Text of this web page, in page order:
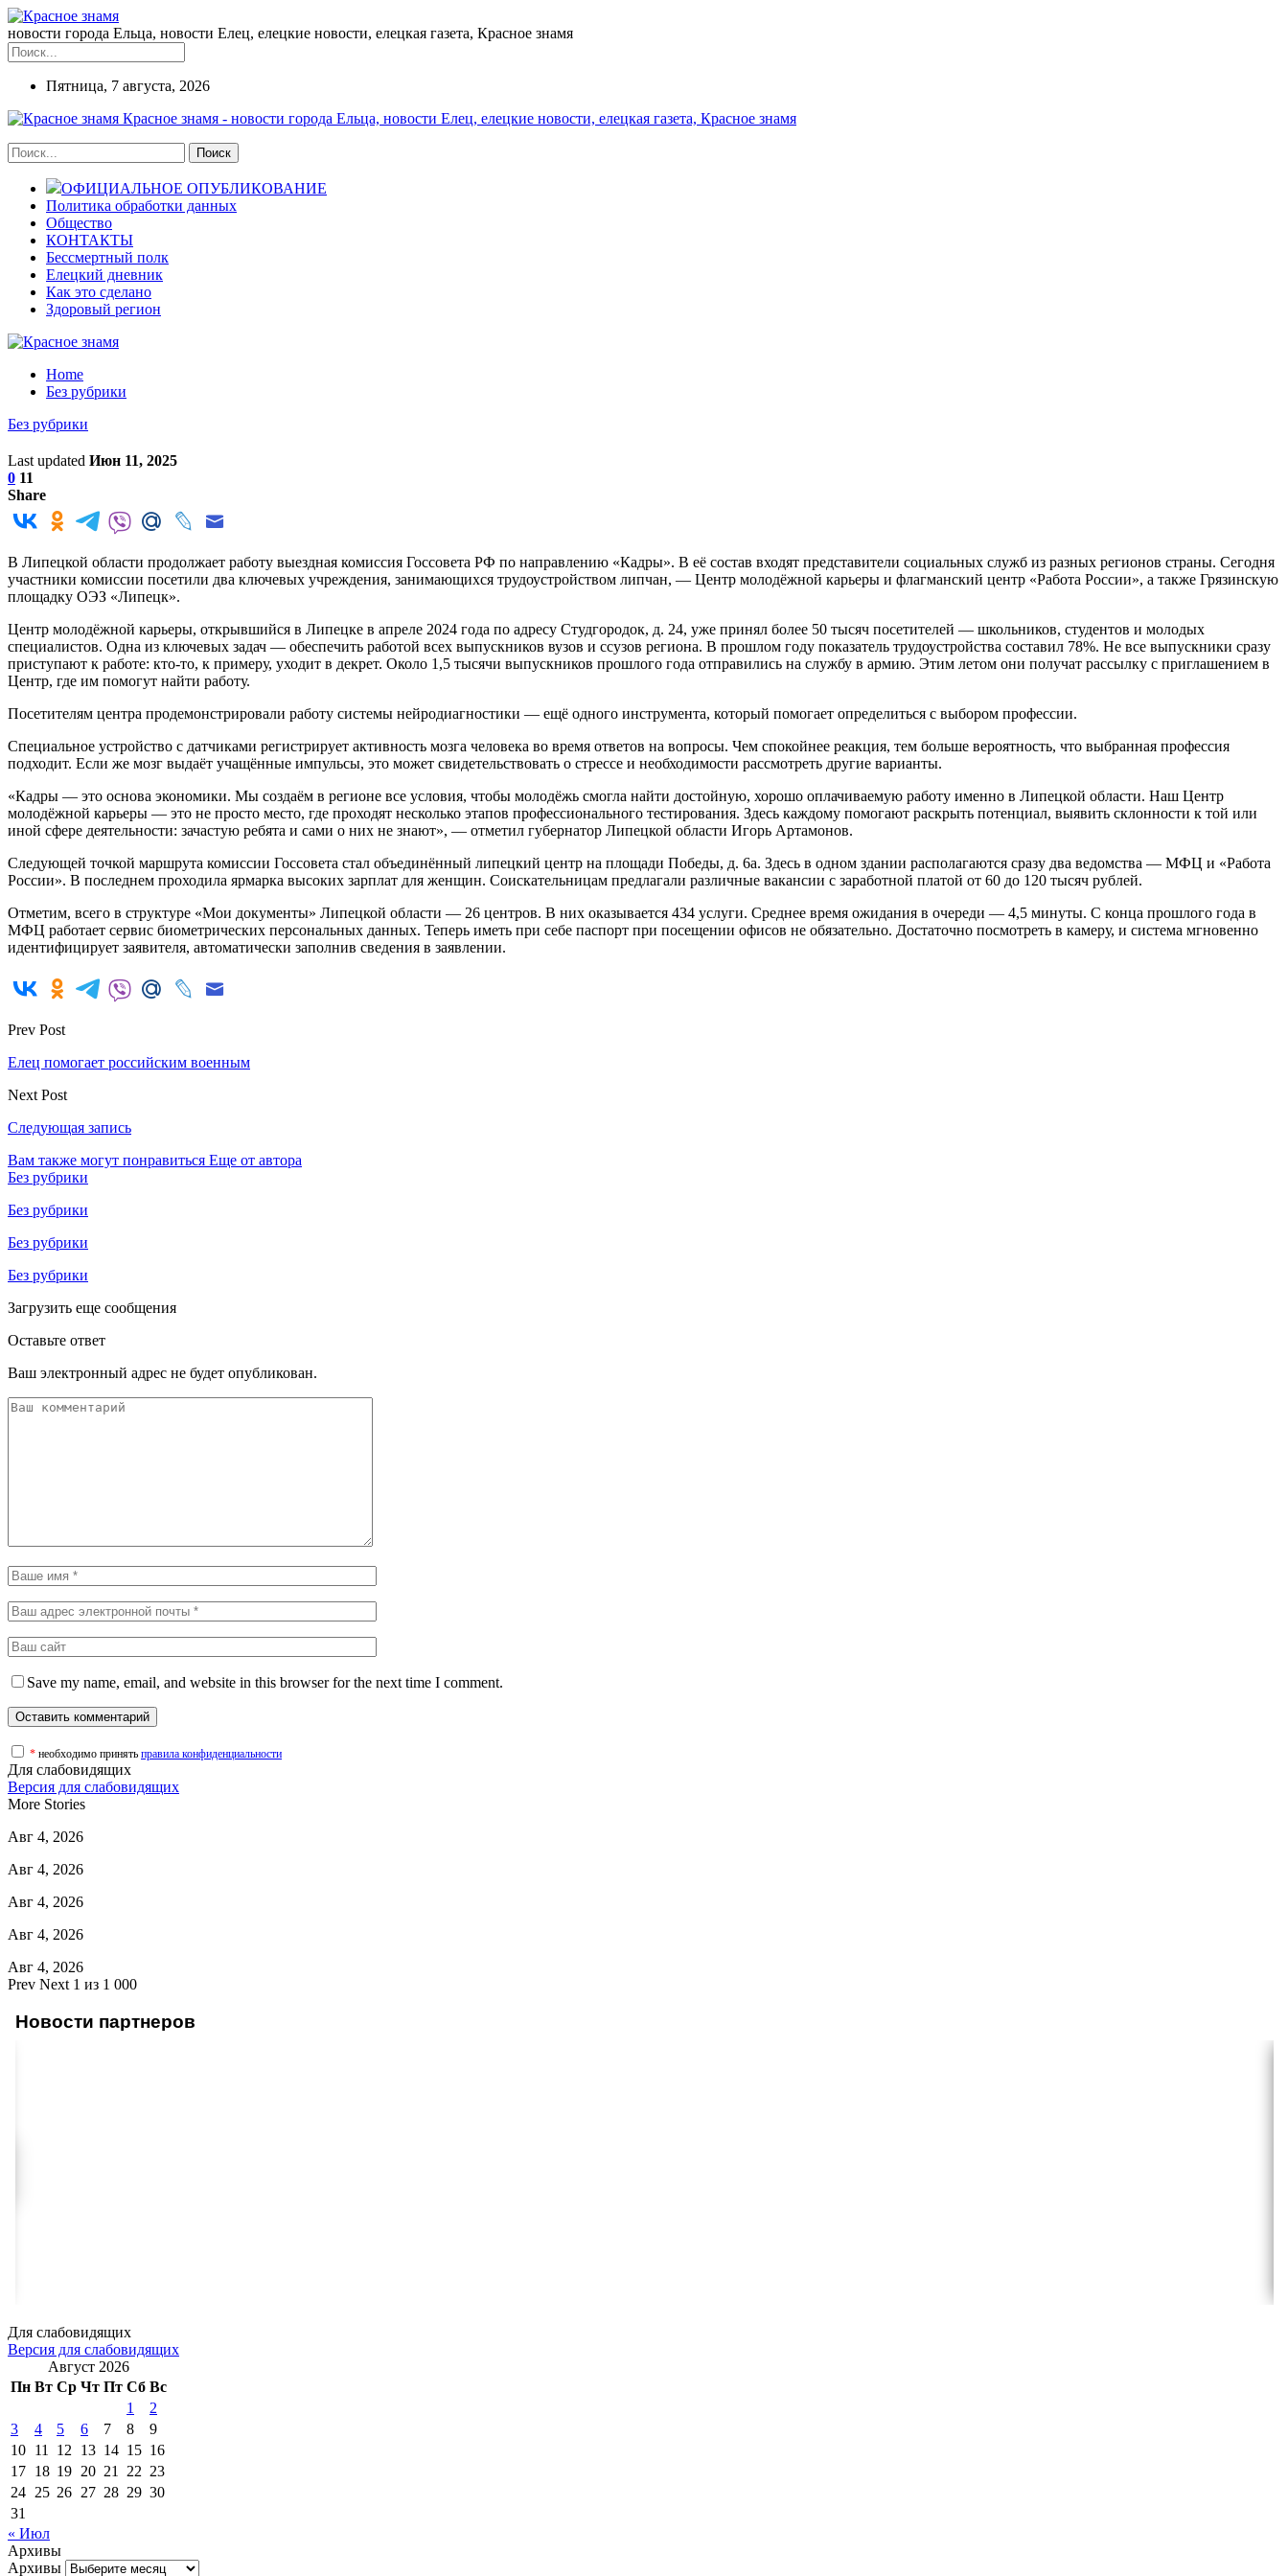
новости города Ельца, новости Елец, елецкие новости, елецкая газета, Красное знамя
Пятница, 7 августа, 2026
Красное знамя - новости города Ельца, новости Елец, елецкие новости, елецкая газета, Красное знамя
ОФИЦИАЛЬНОЕ ОПУБЛИКОВАНИЕ
Политика обработки данных
Общество
КОНТАКТЫ
Бессмертный полк
Елецкий дневник
Как это сделано
Здоровый регион
Home
Без рубрики
Без рубрики
Last updated Июн 11, 2025
0 11
Share
В Липецкой области продолжает работу выездная комиссия Госсовета РФ по направлению «Кадры». В её состав входят представители социальных служб из разных регионов страны. Сегодня
участники комиссии посетили два ключевых учреждения, занимающихся трудоустройством липчан, — Центр молодёжной карьеры и флагманский центр «Работа России», а также Грязинскую
площадку ОЭЗ «Липецк».
Центр молодёжной карьеры, открывшийся в Липецке в апреле 2024 года по адресу Студгородок, д. 24, уже принял более 50 тысяч посетителей — школьников, студентов и молодых
специалистов. Одна из ключевых задач — обеспечить работой всех выпускников вузов и ссузов региона. В прошлом году показатель трудоустройства составил 78%. Не все выпускники сразу
приступают к работе: кто-то, к примеру, уходит в декрет. Около 1,5 тысячи выпускников прошлого года отправились на службу в армию. Этим летом они получат рассылку с приглашением в
Центр, где им помогут найти работу.
Посетителям центра продемонстрировали работу системы нейродиагностики — ещё одного инструмента, который помогает определиться с выбором профессии.
Специальное устройство с датчиками регистрирует активность мозга человека во время ответов на вопросы. Чем спокойнее реакция, тем больше вероятность, что выбранная профессия
подходит. Если же мозг выдаёт учащённые импульсы, это может свидетельствовать о стрессе и необходимости рассмотреть другие варианты.
«Кадры — это основа экономики. Мы создаём в регионе все условия, чтобы молодёжь смогла найти достойную, хорошо оплачиваемую работу именно в Липецкой области. Наш Центр
молодёжной карьеры — это не просто место, где проходят несколько этапов профессионального тестирования. Здесь каждому помогают раскрыть потенциал, выявить склонности к той или
иной сфере деятельности: зачастую ребята и сами о них не знают», — отметил губернатор Липецкой области Игорь Артамонов.
Следующей точкой маршрута комиссии Госсовета стал объединённый липецкий центр на площади Победы, д. 6а. Здесь в одном здании располагаются сразу два ведомства — МФЦ и «Работа
России». В последнем проходила ярмарка высоких зарплат для женщин. Соискательницам предлагали различные вакансии с заработной платой от 60 до 120 тысяч рублей.
Отметим, всего в структуре «Мои документы» Липецкой области — 26 центров. В них оказывается 434 услуги. Среднее время ожидания в очереди — 4,5 минуты. С конца прошлого года в
МФЦ работает сервис биометрических персональных данных. Теперь иметь при себе паспорт при посещении офисов не обязательно. Достаточно посмотреть в камеру, и система мгновенно
идентифицирует заявителя, автоматически заполнив сведения в заявлении.
Prev Post
Елец помогает российским военным
Next Post
Следующая запись
Вам также могут понравиться Еще от автора
Без рубрики
Без рубрики
Без рубрики
Без рубрики
Загрузить еще сообщения
Оставьте ответ
Ваш электронный адрес не будет опубликован.
Save my name, email, and website in this browser for the next time I comment.
* необходимо принять правила конфиденциальности
Для слабовидящих
Версия для слабовидящих
More Stories
Авг 4, 2026
Авг 4, 2026
Авг 4, 2026
Авг 4, 2026
Авг 4, 2026
Prev Next 1 из 1 000
Новости партнеров
Для слабовидящих
Версия для слабовидящих
Август 2026
Пн Вт Ср Чт Пт Сб Вс
1
2
3
4 5 6 7 8
9
10 11 12 13 14 15 16
17 18 19 20 21 22 23
24 25 26 27 28 29 30
31
« Июл
Архивы
Архивы